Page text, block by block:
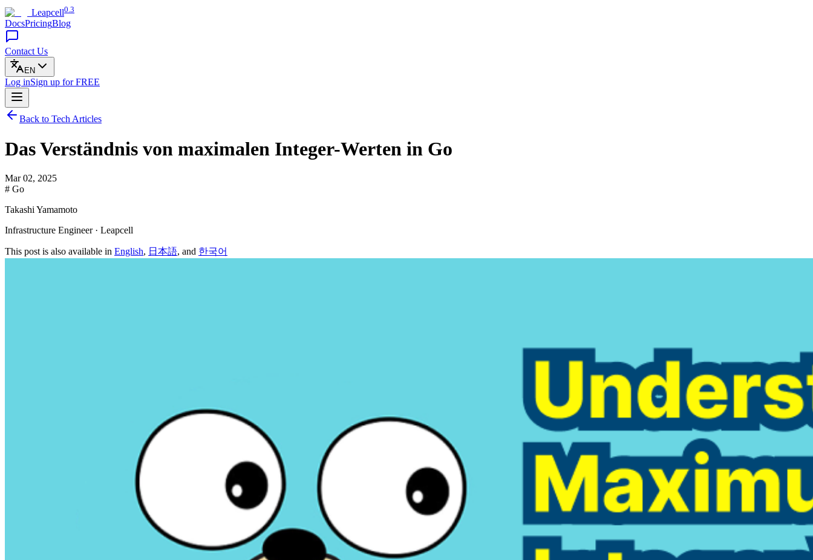
Leapcell0.3
DocsPricingBlog
Contact Us
EN
Log inSign up for FREE
Back to Tech Articles
Das Verständnis von maximalen Integer-Werten in Go
Mar 02, 2025
# Go
Takashi Yamamoto
Infrastructure Engineer · Leapcell
This post is also available in English, 日本語, and 한국어